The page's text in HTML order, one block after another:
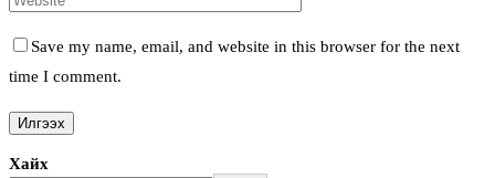
Save my name, email, and website in this browser for the next
time I comment.
Хайх